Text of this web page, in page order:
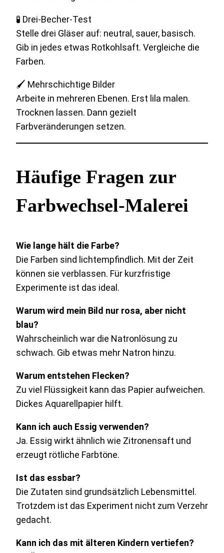
🧪 Drei-Becher-Test
Stelle drei Gläser auf: neutral, sauer, basisch.
Gib in jedes etwas Rotkohlsaft. Vergleiche die
Farben.
🖌 Mehrschichtige Bilder
Arbeite in mehreren Ebenen. Erst lila malen.
Trocknen lassen. Dann gezielt
Farbveränderungen setzen.
Häufige Fragen zur
Farbwechsel-Malerei
Wie lange hält die Farbe?
Die Farben sind lichtempfindlich. Mit der Zeit
können sie verblassen. Für kurzfristige
Experimente ist das ideal.
Warum wird mein Bild nur rosa, aber nicht
blau?
Wahrscheinlich war die Natronlösung zu
schwach. Gib etwas mehr Natron hinzu.
Warum entstehen Flecken?
Zu viel Flüssigkeit kann das Papier aufweichen.
Dickes Aquarellpapier hilft.
Kann ich auch Essig verwenden?
Ja. Essig wirkt ähnlich wie Zitronensaft und
erzeugt rötliche Farbtöne.
Ist das essbar?
Die Zutaten sind grundsätzlich Lebensmittel.
Trotzdem ist das Experiment nicht zum Verzehr
gedacht.
Kann ich das mit älteren Kindern vertiefen?